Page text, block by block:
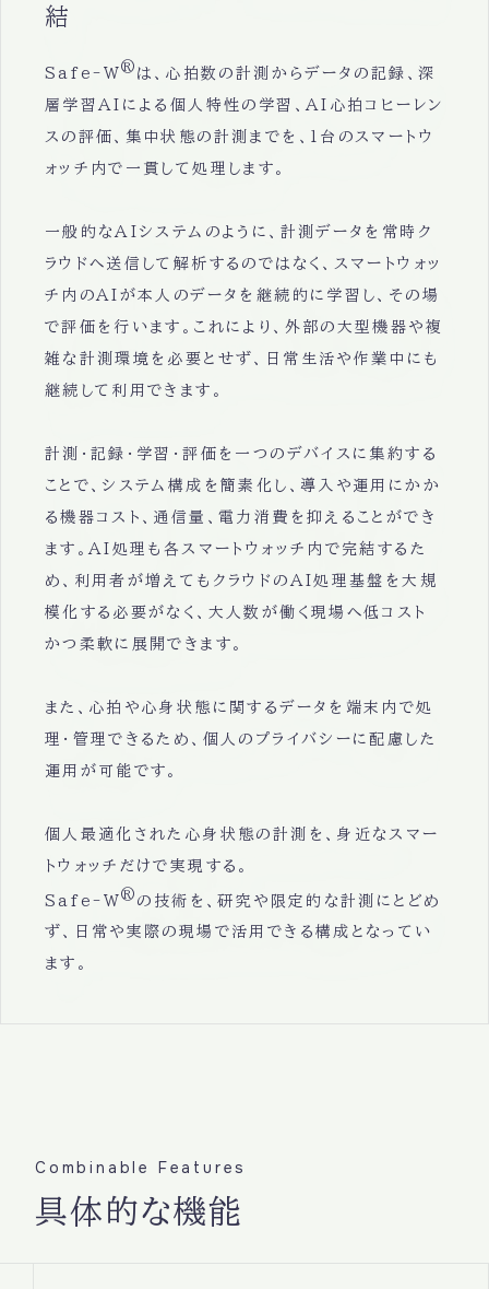
結
Safe-W® は、心拍数の計測からデータの記録、深
層学習AIによる個人特性の学習、AI心拍コヒーレン
スの評価、集中状態の計測までを、1台のスマートウ
ォッチ内で一貫して処理します。
一般的なAIシステムのように、計測データを常時ク
ラウドへ送信して解析するのではなく、スマートウォッ
チ内のAIが本人のデータを継続的に学習し、その場
で評価を行います。これにより、外部の大型機器や複
雑な計測環境を必要とせず、日常生活や作業中にも
継続して利用できます。
計測・記録・学習・評価を一つのデバイスに集約する
ことで、システム構成を簡素化し、導入や運用にかか
る機器コスト、通信量、電力消費を抑えることができ
ます。AI処理も各スマートウォッチ内で完結するた
め、利用者が増えてもクラウドのAI処理基盤を大規
模化する必要がなく、大人数が働く現場へ低コスト
かつ柔軟に展開できます。
また、心拍や心身状態に関するデータを端末内で処
理・管理できるため、個人のプライバシーに配慮した
運用が可能です。
個人最適化された心身状態の計測を、身近なスマー
トウォッチだけで実現する。
Safe-W® の技術を、研究や限定的な計測にとどめ
ず、日常や実際の現場で活用できる構成となってい
ます。
Combinable Features
具体的な機能